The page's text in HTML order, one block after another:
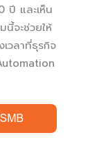
ปี และเห็น
นี้จะช่วยให้
เวลาที่ธุรกิจ